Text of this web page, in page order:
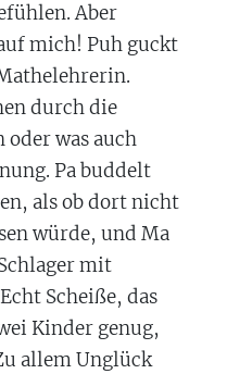
Aber
mich! Puh guckt
durch die
was auch
Pa buddelt
als ob dort nicht
würde, und Ma
mit
Scheiße, das
Kinder genug,
allem Unglück